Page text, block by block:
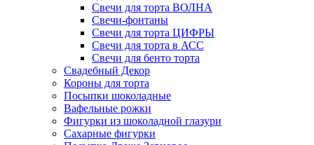
Свечи для торта ВОЛНА
Свечи-фонтаны
Свечи для торта ЦИФРЫ
Свечи для торта в АСС
Свечи для бенто торта
Свадебный Декор
Короны для торта
Посыпки шоколадные
Вафельные рожки
Фигурки из шоколадной глазури
Сахарные фигурки